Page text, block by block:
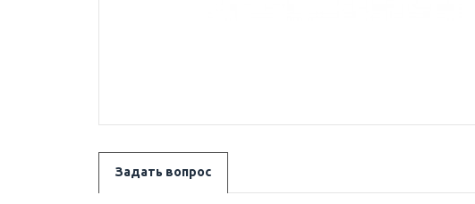
Задать вопрос